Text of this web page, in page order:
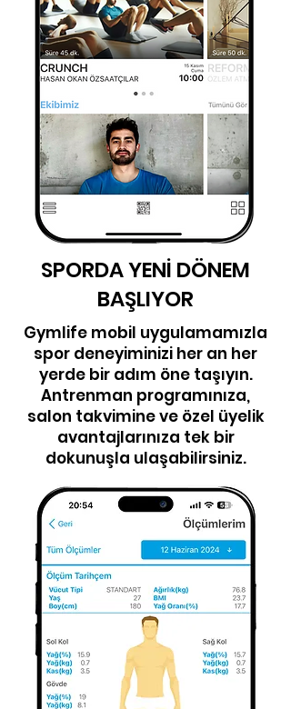
SPORDA YENİ DÖNEM
BAŞLIYOR
Gymlife mobil uygulamamızla
spor deneyiminizi her an her
yerde bir adım öne taşıyın.
Antrenman programınıza,
salon takvimine ve özel üyelik
avantajlarınıza tek bir
dokunuşla ulaşabilirsiniz.